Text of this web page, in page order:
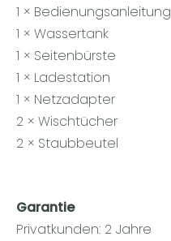
1 × Bedienungsanleitung
1 × Wassertank
1 × Seitenbürste
1 × Ladestation
1 × Netzadapter
2 × Wischtücher
2 × Staubbeutel
Garantie
Privatkunden: 2 Jahre